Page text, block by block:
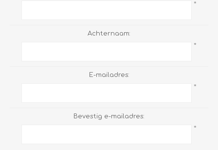
*
Achternaam:
*
E-mailadres:
*
Bevestig e-mailadres:
*